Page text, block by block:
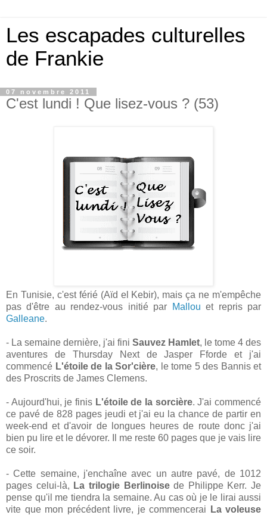
Les escapades culturelles
de Frankie
07 novembre 2011
C'est lundi ! Que lisez-vous ? (53)
En Tunisie, c'est férié (Aïd el Kebir), mais ça ne m'empêche
pas d'être au rendez-vous initié par
Mallou et repris par
Galleane.
- La semaine dernière, j'ai fini Sauvez Hamlet, le tome 4 des
aventures de Thursday Next de Jasper Fforde et j'ai
commencé L'étoile de la Sor'cière, le tome 5 des Bannis et
des Proscrits de James Clemens.
- Aujourd'hui, je finis L'étoile de la sorcière. J'ai commencé
ce pavé de 828 pages jeudi et j'ai eu la chance de partir en
week-end et d'avoir de longues heures de route donc j'ai
bien pu lire et le dévorer. Il me reste 60 pages que je vais lire
ce soir.
- Cette semaine, j'enchaîne avec un autre pavé, de 1012
pages celui-là, La trilogie Berlinoisede Philippe Kerr. Je
pense qu'il me tiendra la semaine. Au cas où je le lirai aussi
vite que mon précédent livre, je commencerai
La voleuse